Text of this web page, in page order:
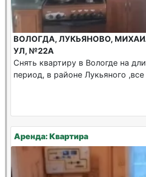
ВОЛОГДА, ЛУКЬЯНОВО,
УЛ, №22А
Снять квартиру в Вологде на
период, в районе Лукьяного ,все
Аренда: Квартира